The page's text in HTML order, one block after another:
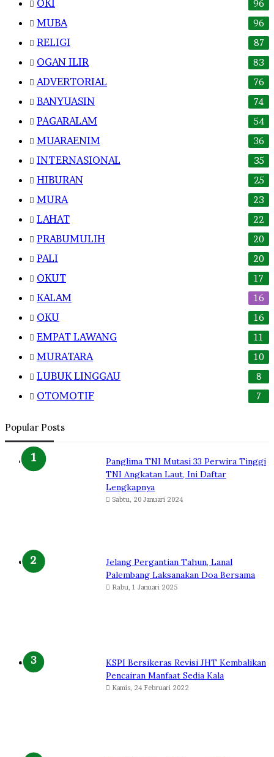
OKI 96
MUBA 96
RELIGI 87
OGAN ILIR 83
ADVERTORIAL 76
BANYUASIN 74
PAGARALAM 54
MUARAENIM 36
INTERNASIONAL 35
HIBURAN 25
MURA 23
LAHAT 22
PRABUMULIH 20
PALI 20
OKUT 17
KALAM 16
OKU 16
EMPAT LAWANG 11
MURATARA 10
LUBUK LINGGAU 8
OTOMOTIF 7
Popular Posts
Panglima TNI Mutasi 33 Perwira Tinggi
TNI Angkatan Laut, Ini Daftar
Lengkapnya
Sabtu, 20 Januari 2024
Jelang Pergantian Tahun, Lanal
Palembang Laksanakan Doa Bersama
Rabu, 1 Januari 2025
KSPI Bersikeras Revisi JHT Kembalikan
Pencairan Manfaat Sedia Kala
Kamis, 24 Februari 2022